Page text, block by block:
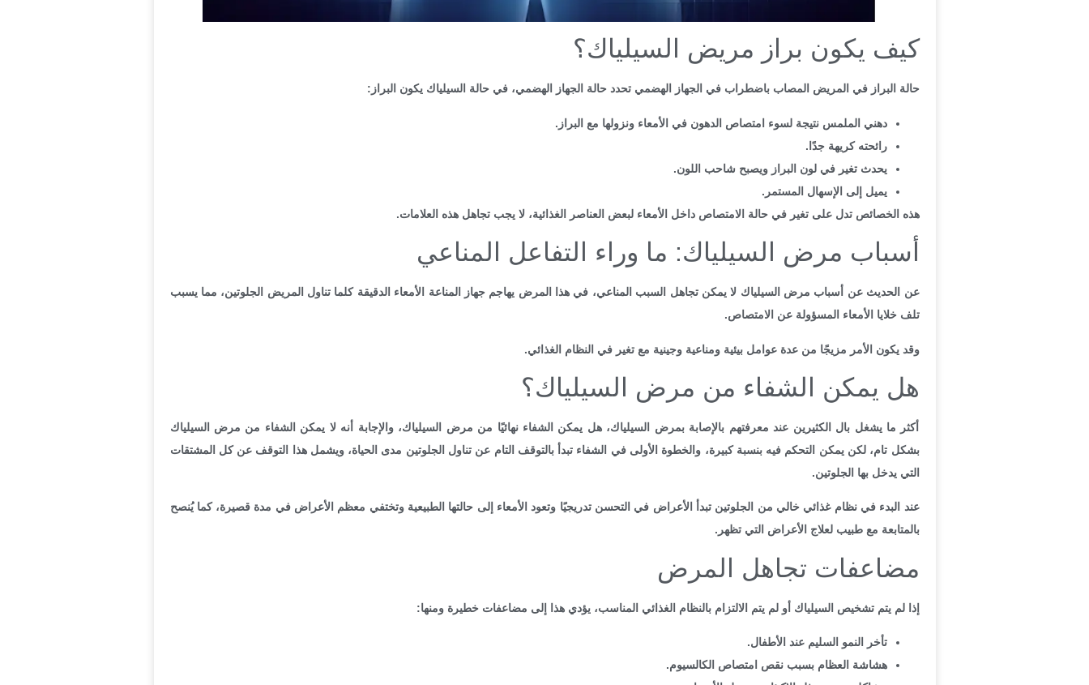
كيف يكون براز مريض السيلياك؟
حالة البراز في المريض المصاب باضطراب في الجهاز الهضمي تحدد حالة الجهاز الهضمي، في حالة السيلياك يكون البراز:
دهني الملمس نتيجة لسوء امتصاص الدهون في الأمعاء ونزولها مع البراز.
رائحته كريهة جدًا.
يحدث تغير في لون البراز ويصبح شاحب اللون.
يميل إلى الإسهال المستمر.
هذه الخصائص تدل على تغير في حالة الامتصاص داخل الأمعاء لبعض العناصر الغذائية، لا يجب تجاهل هذه العلامات.
أسباب مرض السيلياك: ما وراء التفاعل المناعي
عن الحديث عن أسباب مرض السيلياك لا يمكن تجاهل السبب المناعي، في هذا المرض يهاجم جهاز المناعة الأمعاء الدقيقة كلما تناول المريض الجلوتين، مما يسبب
تلف خلايا الأمعاء المسؤولة عن الامتصاص.
وقد يكون الأمر مزيجًا من عدة عوامل بيئية ومناعية وجينية مع تغير في النظام الغذائي.
هل يمكن الشفاء من مرض السيلياك؟
أكثر ما يشغل بال الكثيرين عند معرفتهم بالإصابة بمرض السيلياك، هل يمكن الشفاء نهائيًا من مرض السيلياك، والإجابة أنه لا يمكن الشفاء من مرض السيلياك
بشكل تام، لكن يمكن التحكم فيه بنسبة كبيرة، والخطوة الأولى في الشفاء تبدأ بالتوقف التام عن تناول الجلوتين مدى الحياة، ويشمل هذا التوقف عن كل المشتقات
التي يدخل بها الجلوتين.
عند البدء في نظام غذائي خالي من الجلوتين تبدأ الأعراض في التحسن تدريجيًا وتعود الأمعاء إلى حالتها الطبيعية وتختفي معظم الأعراض في مدة قصيرة، كما يُنصح
بالمتابعة مع طبيب لعلاج الأعراض التي تظهر.
مضاعفات تجاهل المرض
إذا لم يتم تشخيص السيلياك أو لم يتم الالتزام بالنظام الغذائي المناسب، يؤدي هذا إلى مضاعفات خطيرة ومنها:
تأخر النمو السليم عند الأطفال.
هشاشة العظام بسبب نقص امتصاص الكالسيوم.